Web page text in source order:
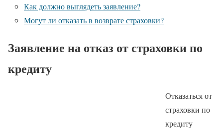
Как должно выглядеть заявление?
Могут ли отказать в возврате страховки?
Заявление на отказ от страховки по
кредиту
Отказаться от
страховки по
кредиту